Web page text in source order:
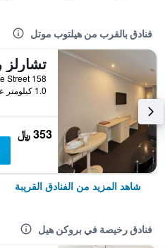
فنادق بالقرب من هيلتوب موتل
1.0 كيلومتر عن وسط المدينة
353 ﷼
شاهد المزيد من الفنادق القريبة
فنادق رخيصة في بروكن هيل